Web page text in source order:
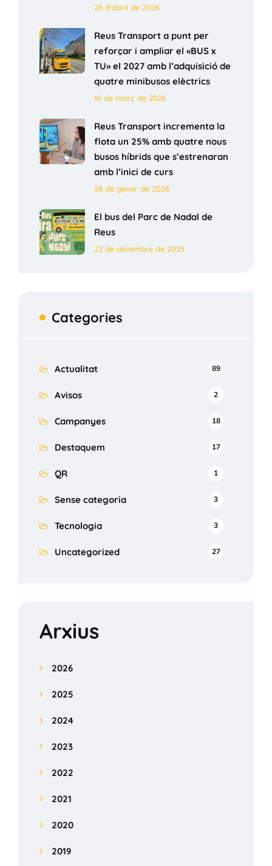
28 d'abril de 2026
Reus Transport a punt per
reforçar i ampliar el «BUS x
TU» el 2027 amb l’adquisició de
quatre minibusos elèctrics
16 de març de 2026
Reus Transport incrementa la
flota un 25% amb quatre nous
busos híbrids que s’estrenaran
amb l’inici de curs
28 de gener de 2026
El bus del Parc de Nadal de
Reus
22 de desembre de 2025
Categories
Actualitat 89
Avisos 2
Campanyes 18
Destaquem 17
QR 1
Sense categoria 3
Tecnologia 3
Uncategorized 27
Arxius
2026
2025
2024
2023
2022
2021
2020
2019